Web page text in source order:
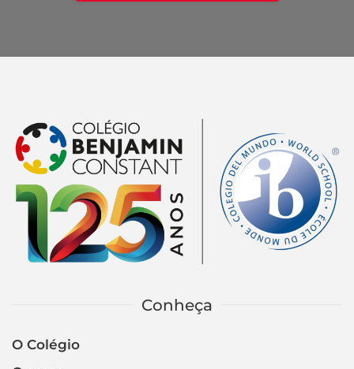
Conheça
O Colégio